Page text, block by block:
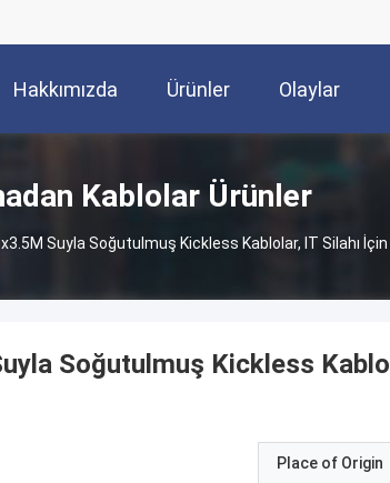
Hakkımızda Ürünler Olaylar
Kablolar Ürünler
Suyla Soğutulmuş Kickless Kablolar, IT Silahı
Soğutulmuş Kickless
Place of Origin